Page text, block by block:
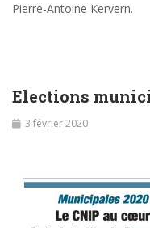
Pierre-Antoine Kervern.
Elections
3 février 2020